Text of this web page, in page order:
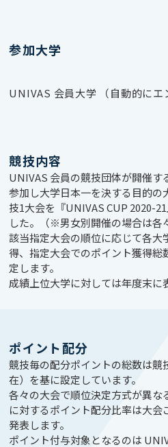
参加大学
UNIVAS 会員大学 （自動的にエ
競技内容
UNIVAS 会員の競技団体が開催
参加し大学日本一を決する目的の
技1大会を『UNIVAS CUP 2020-
した。（※男女別開催の場合は各
該当指定大会の順位に応じて各大
得、指定大会でのポイント獲得総
定します。
成績上位大学に対しては年度末に
ポイント配分
競技毎の配分ポイントの総数は競
在）を基に設定しています。
各々の大会で順位決定方式が異
に対するポイント配分比率は大
発表します。
ポイント付与対象となるのは